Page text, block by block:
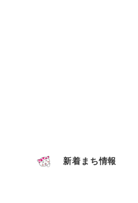
新着まち情報